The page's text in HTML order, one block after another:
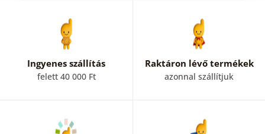
Ingyenes szállítás
felett 40 000 Ft
Raktáron lévő termékek
azonnal szállítjuk